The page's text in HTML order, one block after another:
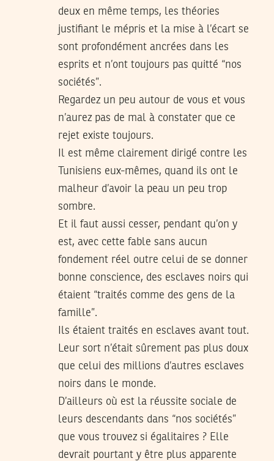
deux en même temps, les théories
justifiant le mépris et la mise à l’écart se
sont profondément ancrées dans les
esprits et n’ont toujours pas quitté “nos
sociétés”.
Regardez un peu autour de vous et vous
n’aurez pas de mal à constater que ce
rejet existe toujours.
Il est même clairement dirigé contre les
Tunisiens eux-mêmes, quand ils ont le
malheur d’avoir la peau un peu trop
sombre.
Et il faut aussi cesser, pendant qu’on y
est, avec cette fable sans aucun
fondement réel outre celui de se donner
bonne conscience, des esclaves noirs qui
étaient “traités comme des gens de la
famille”.
Ils étaient traités en esclaves avant tout.
Leur sort n’était sûrement pas plus doux
que celui des millions d’autres esclaves
noirs dans le monde.
D’ailleurs où est la réussite sociale de
leurs descendants dans “nos sociétés”
que vous trouvez si égalitaires ? Elle
devrait pourtant y être plus apparente